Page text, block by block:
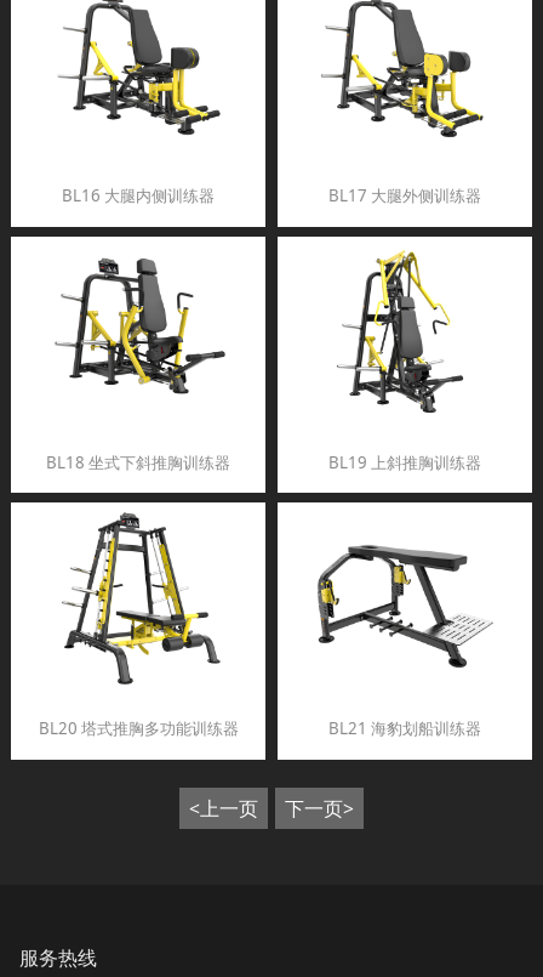
BL16 大腿内侧训练器 BL17 大腿外侧训练器
BL18 坐式下斜推胸训练器 BL19 上斜推胸训练器
BL20 塔式推胸多功能训练器 BL21 海豹划船训练器
<上一页 下一页>
服务热线